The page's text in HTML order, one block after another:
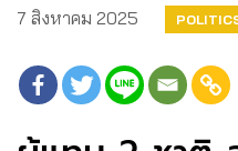
7 สิงหาคม 2025